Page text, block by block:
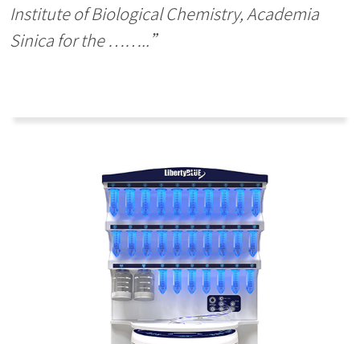
Institute of Biological Chemistry, Academia
Sinica for the ……..”